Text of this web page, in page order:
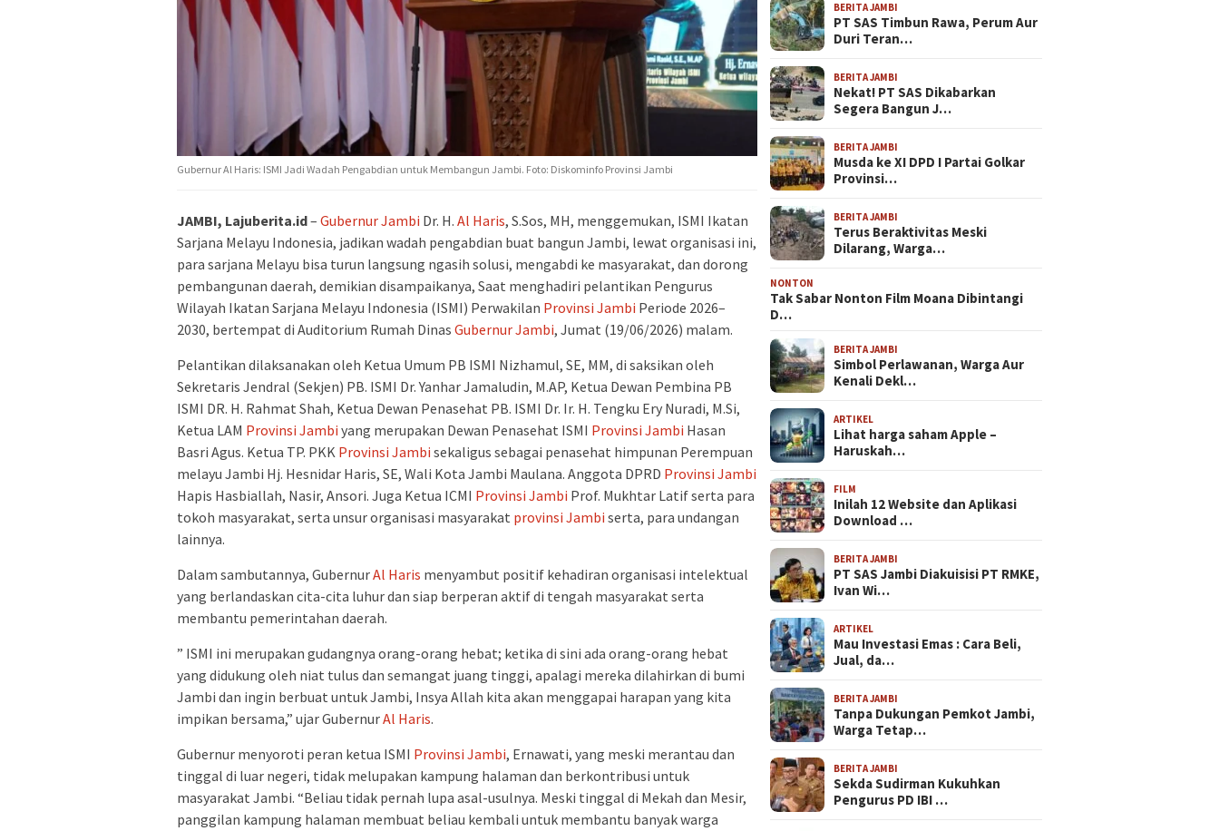
Gubernur Al Haris: ISMI Jadi Wadah Pengabdian untuk Membangun Jambi. Foto: Diskominfo Provinsi Jambi
JAMBI, Lajuberita.id– Gubernur Jambi Dr. H. Al Haris, S.Sos, MH, menggemukan, ISMI Ikatan
Sarjana Melayu Indonesia, jadikan wadah pengabdian buat bangun Jambi, lewat organisasi ini,
para sarjana Melayu bisa turun langsung ngasih solusi, mengabdi ke masyarakat, dan dorong
pembangunan daerah, demikian disampaikanya, Saat menghadiri pelantikan Pengurus
Wilayah Ikatan Sarjana Melayu Indonesia (ISMI) Perwakilan Provinsi Jambi Periode 2026–
2030, bertempat di Auditorium Rumah Dinas Gubernur Jambi, Jumat (19/06/2026) malam.
Pelantikan dilaksanakan oleh Ketua Umum PB ISMI Nizhamul, SE, MM, di saksikan oleh
Sekretaris Jendral (Sekjen) PB. ISMI Dr. Yanhar Jamaludin, M.AP, Ketua Dewan Pembina PB
ISMI DR. H. Rahmat Shah, Ketua Dewan Penasehat PB. ISMI Dr. Ir. H. Tengku Ery Nuradi, M.Si,
Ketua LAM Provinsi Jambi yang merupakan Dewan Penasehat ISMI Provinsi Jambi Hasan
Basri Agus. Ketua TP. PKK Provinsi Jambi sekaligus sebagai penasehat himpunan Perempuan
melayu Jambi Hj. Hesnidar Haris, SE, Wali Kota Jambi Maulana. Anggota DPRD Provinsi Jambi
Hapis Hasbiallah, Nasir, Ansori. Juga Ketua ICMI Provinsi Jambi Prof. Mukhtar Latif serta para
tokoh masyarakat, serta unsur organisasi masyarakat provinsi Jambi serta, para undangan
lainnya.
Dalam sambutannya, GubernurAl Haris menyambut positif kehadiran organisasi intelektual
yang berlandaskan cita-cita luhur dan siap berperan aktif di tengah masyarakat serta
membantu pemerintahan daerah.
” ISMI ini merupakan gudangnya orang-orang hebat; ketika di sini ada orang-orang hebat
yang didukung oleh niat tulus dan semangat juang tinggi, apalagi mereka dilahirkan di bumi
Jambi dan ingin berbuat untuk Jambi, Insya Allah kita akan menggapai harapan yang kita
impikan bersama,” ujar GubernurAl Haris.
Gubernur menyoroti peran ketua ISMI Provinsi Jambi, Ernawati, yang meski merantau dan
tinggal di luar negeri, tidak melupakan kampung halaman dan berkontribusi untuk
masyarakat Jambi. “Beliau tidak pernah lupa asal-usulnya. Meski tinggal di Mekah dan Mesir,
panggilan kampung halaman membuat beliau kembali untuk membantu banyak warga
BERITA JAMBI
PT SAS Timbun Rawa, Perum Aur
Duri Teran…
BERITA JAMBI
Nekat! PT SAS Dikabarkan
Segera Bangun J…
BERITA JAMBI
Musda ke XI DPD I Partai Golkar
Provinsi…
BERITA JAMBI
Terus Beraktivitas Meski
Dilarang, Warga…
NONTON
Tak Sabar Nonton Film Moana Dibintangi
D…
BERITA JAMBI
Simbol Perlawanan, Warga Aur
Kenali Dekl…
ARTIKEL
Lihat harga saham Apple –
Haruskah…
FILM
Inilah 12 Website dan Aplikasi
Download …
BERITA JAMBI
PT SAS Jambi Diakuisisi PT RMKE,
Ivan Wi…
ARTIKEL
Mau Investasi Emas : Cara Beli,
Jual, da…
BERITA JAMBI
Tanpa Dukungan Pemkot Jambi,
Warga Tetap…
BERITA JAMBI
Sekda Sudirman Kukuhkan
Pengurus PD IBI …